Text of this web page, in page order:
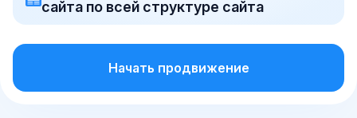
сайта по всей структуре сайта
Начать продвижение